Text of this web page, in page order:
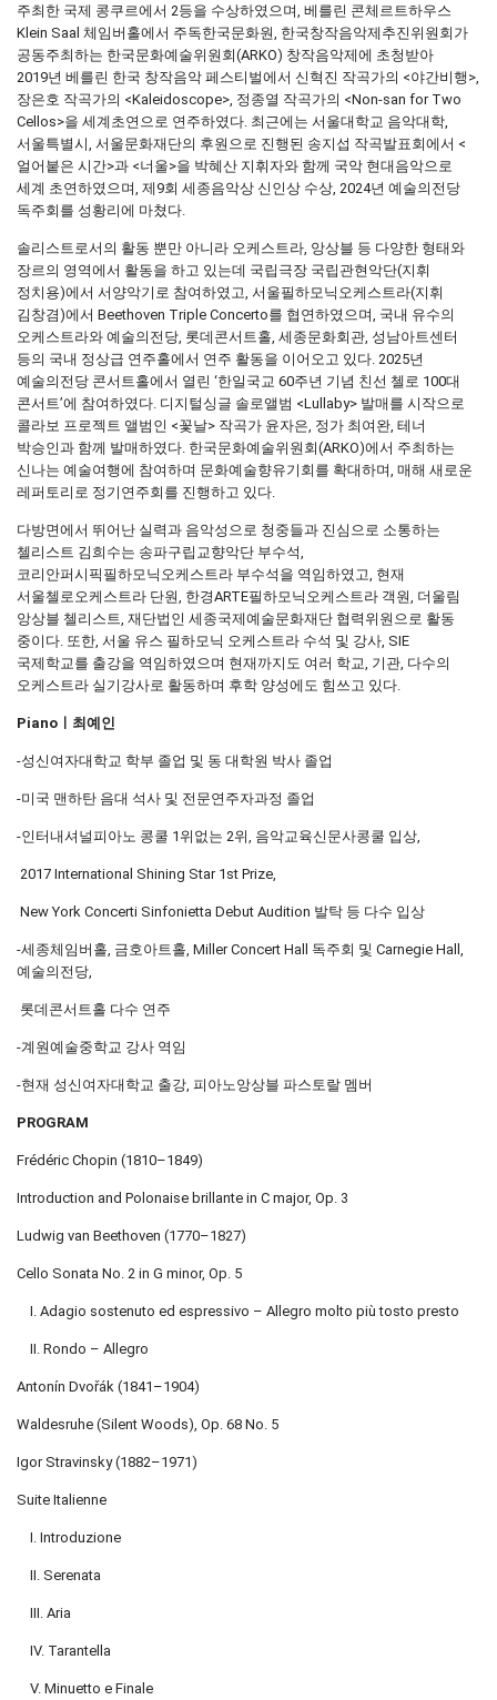
주최한 국제 콩쿠르에서 2등을 수상하였으며, 베를린 콘체르트하우스
Klein Saal 체임버홀에서 주독한국문화원, 한국창작음악제추진위원회가
공동주최하는 한국문화예술위원회(ARKO) 창작음악제에 초청받아
2019년 베를린 한국 창작음악 페스티벌에서 신혁진 작곡가의 <야간비행>,
장은호 작곡가의 <Kaleidoscope>, 정종열 작곡가의 <Non-san for Two
Cellos>을 세계초연으로 연주하였다. 최근에는 서울대학교 음악대학,
서울특별시, 서울문화재단의 후원으로 진행된 송지섭 작곡발표회에서 <
얼어붙은 시간>과 <너울>을 박혜산 지휘자와 함께 국악 현대음악으로
세계 초연하였으며, 제9회 세종음악상 신인상 수상, 2024년 예술의전당
독주회를 성황리에 마쳤다.
솔리스트로서의 활동 뿐만 아니라 오케스트라, 앙상블 등 다양한 형태와
장르의 영역에서 활동을 하고 있는데 국립극장 국립관현악단(지휘
정치용)에서 서양악기로 참여하였고, 서울필하모닉오케스트라(지휘
김창겸)에서 Beethoven Triple Concerto를 협연하였으며, 국내 유수의
오케스트라와 예술의전당, 롯데콘서트홀, 세종문화회관, 성남아트센터
등의 국내 정상급 연주홀에서 연주 활동을 이어오고 있다. 2025년
예술의전당 콘서트홀에서 열린 ‘한일국교 60주년 기념 친선 첼로 100대
콘서트’에 참여하였다. 디지털싱글 솔로앨범 <Lullaby> 발매를 시작으로
콜라보 프로젝트 앨범인 <꽃날> 작곡가 윤자은, 정가 최여완, 테너
박승인과 함께 발매하였다. 한국문화예술위원회(ARKO)에서 주최하는
신나는 예술여행에 참여하며 문화예술향유기회를 확대하며, 매해 새로운
레퍼토리로 정기연주회를 진행하고 있다.
다방면에서 뛰어난 실력과 음악성으로 청중들과 진심으로 소통하는
첼리스트 김희수는 송파구립교향악단 부수석,
코리안퍼시픽필하모닉오케스트라 부수석을 역임하였고, 현재
서울첼로오케스트라 단원, 한경ARTE필하모닉오케스트라 객원, 더울림
앙상블 첼리스트, 재단법인 세종국제예술문화재단 협력위원으로 활동
중이다. 또한, 서울 유스 필하모닉 오케스트라 수석 및 강사, SIE
국제학교를 출강을 역임하였으며 현재까지도 여러 학교, 기관, 다수의
오케스트라 실기강사로 활동하며 후학 양성에도 힘쓰고 있다.
Pianoㅣ최예인
-성신여자대학교 학부 졸업 및 동 대학원 박사 졸업
-미국 맨하탄 음대 석사 및 전문연주자과정 졸업
-인터내셔널피아노 콩쿨 1위없는 2위, 음악교육신문사콩쿨 입상,
2017 International Shining Star 1st Prize,
New York Concerti Sinfonietta Debut Audition 발탁 등 다수 입상
-세종체임버홀, 금호아트홀, Miller Concert Hall 독주회 및 Carnegie Hall,
예술의전당,
롯데콘서트홀 다수 연주
-계원예술중학교 강사 역임
-현재 성신여자대학교 출강, 피아노앙상블 파스토랄 멤버
PROGRAM
Frédéric Chopin (1810–1849)
Introduction and Polonaise brillante in C major, Op. 3
Ludwig van Beethoven (1770–1827)
Cello Sonata No. 2 in G minor, Op. 5
I. Adagio sostenuto ed espressivo – Allegro molto più tosto presto
II. Rondo – Allegro
Antonín Dvořák (1841–1904)
Waldesruhe (Silent Woods), Op. 68 No. 5
Igor Stravinsky (1882–1971)
Suite Italienne
I. Introduzione
II. Serenata
III. Aria
IV. Tarantella
V. Minuetto e Finale